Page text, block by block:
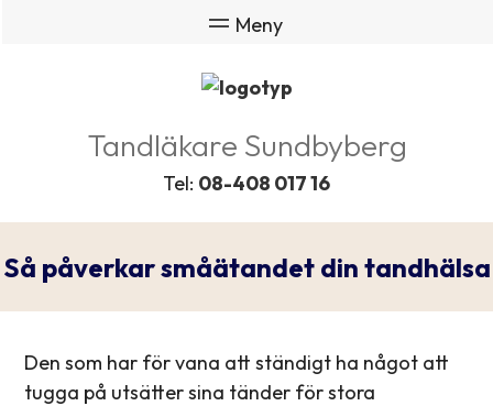
Tandläkare Sundbyberg
Tel: 08-408 017 16
Så påverkar småätandet din tandhälsa
Den som har för vana att ständigt ha något att
tugga på utsätter sina tänder för stora